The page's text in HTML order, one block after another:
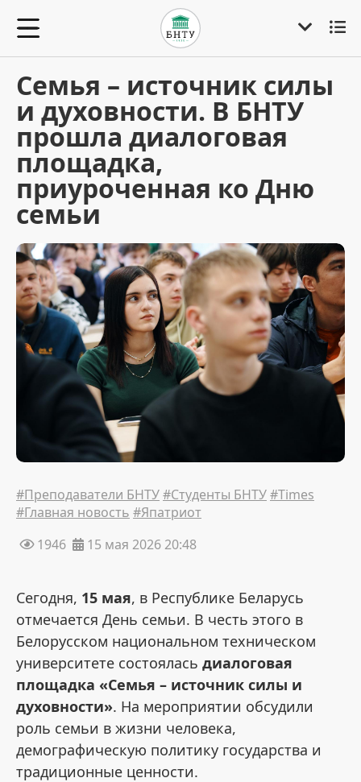
Семья – источник силы
и духовности. В БНТУ
прошла диалоговая
площадка,
приуроченная ко Дню
семьи
#Преподаватели БНТУ#Студенты БНТУ#Times
#Главная новость #Япатриот
1946
15 мая 2026 20:48
Сегодня, 15 мая, в Республике Беларусь
отмечается День семьи. В честь этого в
Белорусском национальном техническом
университете состоялась диалоговая
площадка «Семья – источник силы и
духовности». На мероприятии обсудили
роль семьи в жизни человека,
демографическую политику государства и
традиционные ценности.